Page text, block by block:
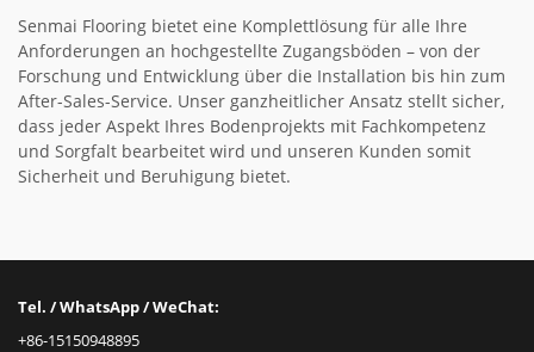
Senmai Flooring bietet eine Komplettlösung für alle Ihre
Anforderungen an hochgestellte Zugangsböden – von der
Forschung und Entwicklung über die Installation bis hin zum
After-Sales-Service. Unser ganzheitlicher Ansatz stellt sicher,
dass jeder Aspekt Ihres Bodenprojekts mit Fachkompetenz
und Sorgfalt bearbeitet wird und unseren Kunden somit
Sicherheit und Beruhigung bietet.
Tel. / WhatsApp / WeChat:
+86-15150948895